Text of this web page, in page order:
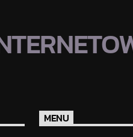
MENU